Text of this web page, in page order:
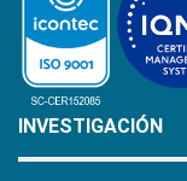
INVESTIGACIÓN